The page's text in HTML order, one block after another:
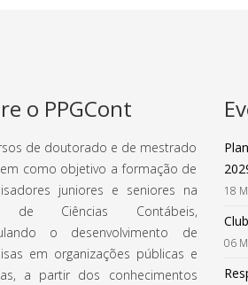
o PPGCont
de doutorado e de mestrado
como objetivo a formação de
juniores e seniores na
de Ciências Contábeis,
o desenvolvimento de
em organizações públicas e
a partir dos conhecimentos
18
06